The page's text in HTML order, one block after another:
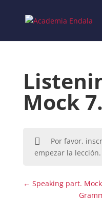
content
Mock 7.
Por favor,
empezar la lección.
Speaking part.